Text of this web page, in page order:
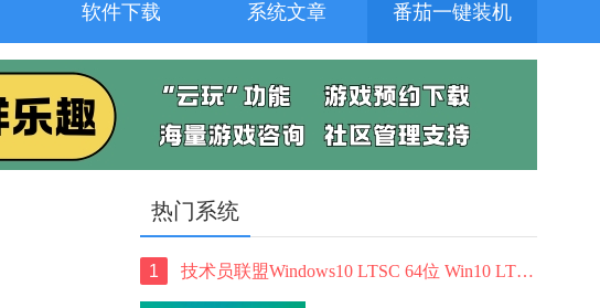
软件下载 番茄一键装机
系统文章
热门系统
1 技术员联盟Windows10 LTSC 64位 Win10 LTSC纯净版 V2022